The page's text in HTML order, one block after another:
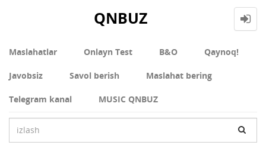
QNBUZ
Maslahatlar Onlayn Test В&О Qaynoq!
Javobsiz Savol berish Maslahat bering
Telegram kanal MUSIC QNBUZ